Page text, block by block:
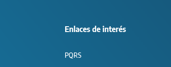
Enlaces de interés
PQRS